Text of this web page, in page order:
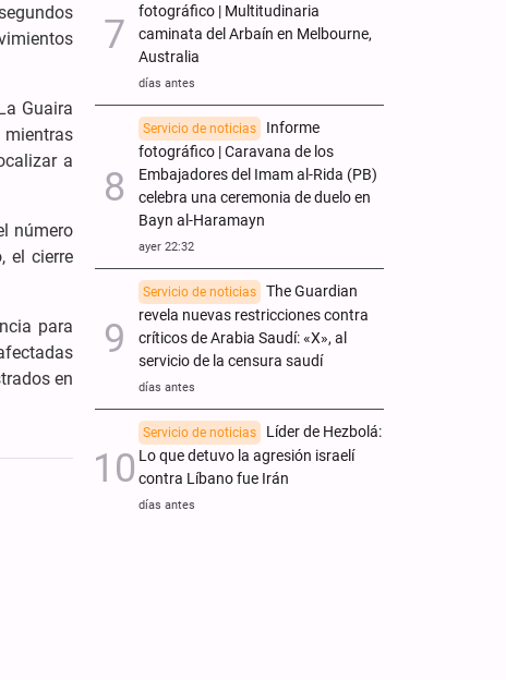
Guaira
mientras
a
número
el cierre
para
en
fotográfico | Multitudinaria
caminata del Arbaín en Melbourne,
Australia
días antes
Servicio de noticias
Informe
fotográfico | Caravana de los
Embajadores del Imam al-Rida (PB)
celebra una ceremonia de duelo en
Bayn al-Haramayn
ayer 22:32
Servicio de noticias
The Guardian
revela nuevas restricciones contra
críticos de Arabia Saudí: «X», al
servicio de la censura saudí
días antes
Servicio de noticias
Líder de Hezbolá:
Lo que detuvo la agresión israelí
contra Líbano fue Irán
días antes